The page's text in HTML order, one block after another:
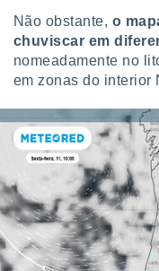
Não obstante, o
chuviscar em
nomeadamente no
em zonas do interior